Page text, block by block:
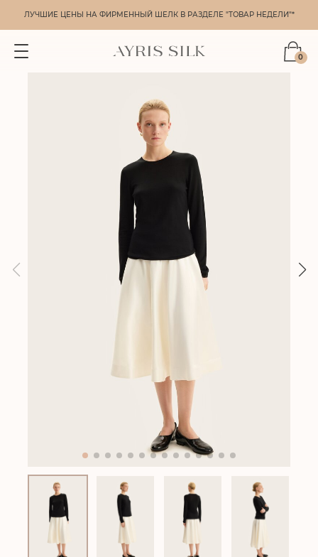
ЛУЧШИЕ ЦЕНЫ НА ФИРМЕННЫЙ ШЕЛК В РАЗДЕЛЕ "ТОВАР НЕДЕЛИ"*
0